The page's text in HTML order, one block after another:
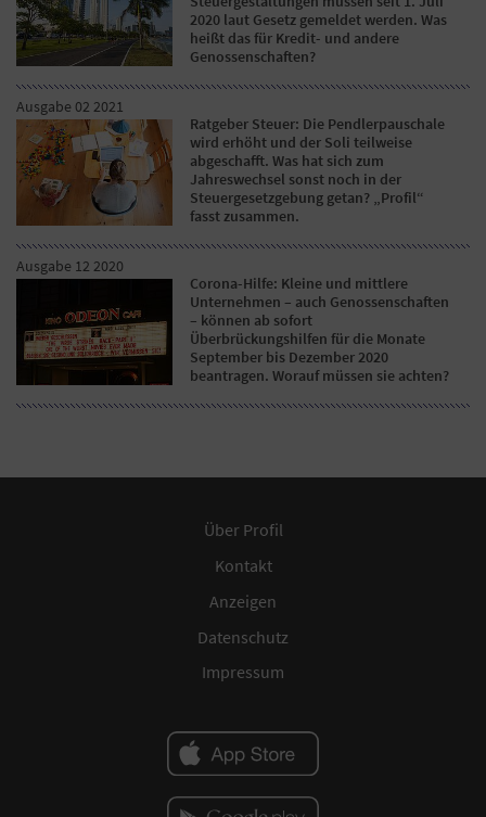
2020 laut Gesetz gemeldet werden. Was
heißt das für Kredit- und andere
Genossenschaften?
Ausgabe 02 2021
Ratgeber Steuer: Die Pendlerpauschale
wird erhöht und der Soli teilweise
abgeschafft. Was hat sich zum
Jahreswechsel sonst noch in der
Steuergesetzgebung getan? „Profil“
fasst zusammen.
Ausgabe 12 2020
Corona-Hilfe: Kleine und mittlere
Unternehmen – auch Genossenschaften
– können ab sofort
Überbrückungshilfen für die Monate
September bis Dezember 2020
beantragen. Worauf müssen sie achten?
Über Profil
Kontakt
Anzeigen
Datenschutz
Impressum